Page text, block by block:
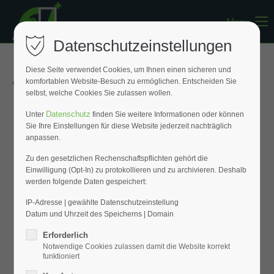
Register
Support
Lorem ipsum dolor sit amet:
24h/ 365days
Mon - Fri 8:00am - 5:00pm(GMT +1)
Get in touch
Cybersteel Inc.
Menu
« Zurück zur Übersicht
Datenschutzeinstellungen
Diese Seite verwendet Cookies, um Ihnen einen sicheren und
komfortablen Website-Besuch zu ermöglichen. Entscheiden Sie
selbst, welche Cookies Sie zulassen wollen.
Unter Datenschutz finden Sie weitere Informationen oder können
Sie Ihre Einstellungen für diese Website jederzeit nachträglich
anpassen.
Zu den gesetzlichen Rechenschaftspflichten gehört die
Einwilligung (Opt-In) zu protokollieren und zu archivieren. Deshalb
werden folgende Daten gespeichert:
IP-Adresse | gewählte Datenschutzeinstellung
Datum und Uhrzeit des Speicherns | Domain
Erforderlich
Notwendige Cookies zulassen damit die Website korrekt
funktioniert